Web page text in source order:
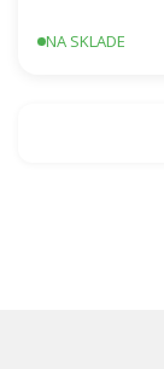
NA SKLADE